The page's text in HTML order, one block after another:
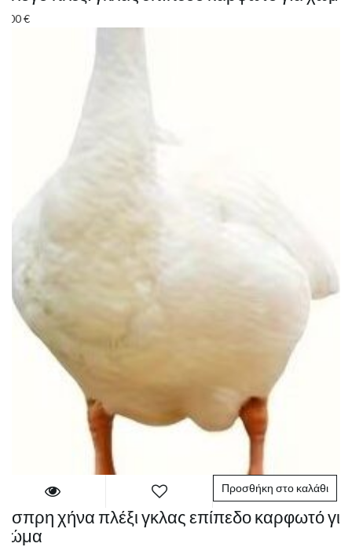
7.00€
Προσθήκη στο καλάθι
Άσπρη χήνα πλέξι γκλας επίπεδο καρφωτό για
χώμα